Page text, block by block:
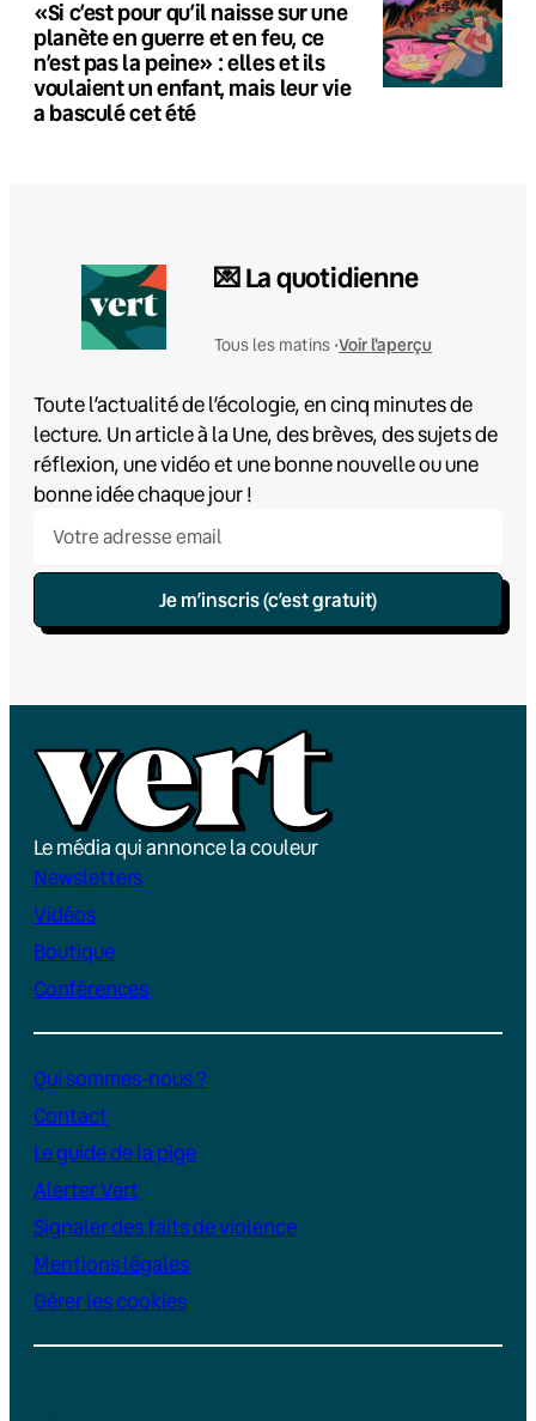
«Si c’est pour qu’il naisse sur une
planète en guerre et en feu, ce
n’est pas la peine» : elles et ils
voulaient un enfant, mais leur vie
a basculé cet été
💌 La quotidienne
Tous les matins •Voir l'aperçu
Toute l’actualité de l’écologie, en cinq minutes de
lecture. Un article à la Une, des brèves, des sujets de
réflexion, une vidéo et une bonne nouvelle ou une
bonne idée chaque jour !
Je m’inscris (c’est gratuit)
Le média qui annonce la couleur
Newsletters
Vidéos
Boutique
Conférences
Qui sommes-nous ?
Contact
Le guide de la pige
Alerter Vert
Signaler des faits de violence
Mentions légales
Gérer les cookies